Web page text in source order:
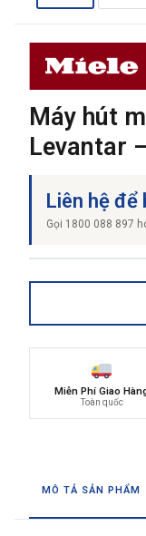
NỘI DUNG YÊU CẦU
→ GỬI
Máy hút
Levantar
Liên hệ
Gọi 1800 088 897
Miễn Phí Giao
Toàn quốc
MÔ TẢ SẢN PHẨM